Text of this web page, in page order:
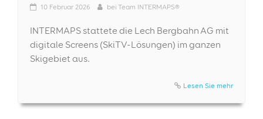
10 Februar 2026 bei Team INTERMAPS®
INTERMAPS stattete die Lech Bergbahn AG mit
digitale Screens (SkiTV-Lösungen) im ganzen
Skigebiet aus.
Lesen Sie mehr